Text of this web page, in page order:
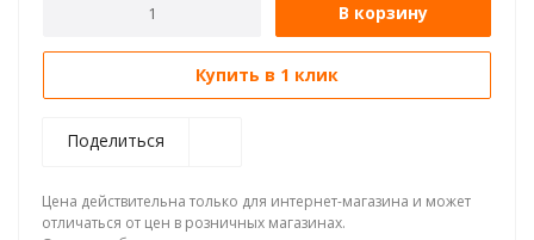
В корзину
Купить в 1 клик
Поделиться
Цена действительна только для интернет-магазина и может
отличаться от цен в розничных магазинах.